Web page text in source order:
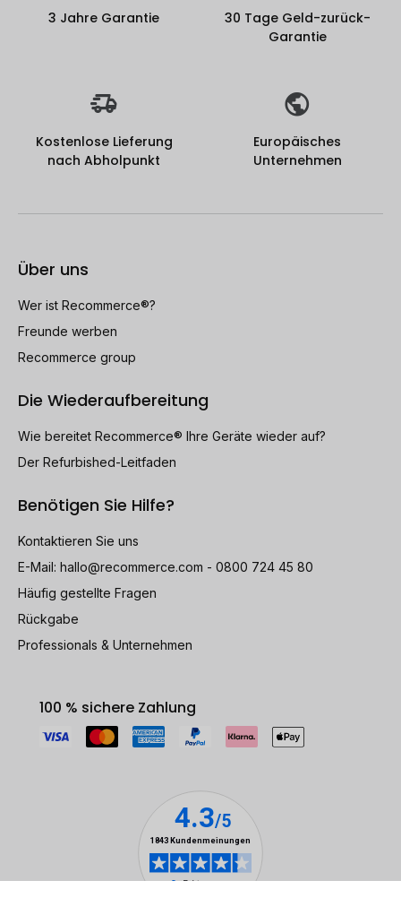
3 Jahre Garantie
30 Tage Geld-zurück-
Garantie
Kostenlose Lieferung
nach Abholpunkt
Europäisches
Unternehmen
Über uns
Wer ist Recommerce®?
Freunde werben
Recommerce group
Die Wiederaufbereitung
Wie bereitet Recommerce® Ihre Geräte wieder auf?
Der Refurbished-Leitfaden
Benötigen Sie Hilfe?
Kontaktieren Sie uns
E-Mail: hallo@recommerce.com - 0800 724 45 80
Häufig gestellte Fragen
Rückgabe
Professionals & Unternehmen
100 % sichere Zahlung